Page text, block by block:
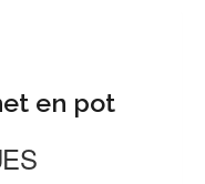
en pot